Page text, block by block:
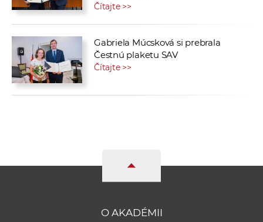
Čítajte >>
Gabriela Múcsková si prebrala
Čestnú plaketu SAV
Čítajte >>
O AKADÉMII